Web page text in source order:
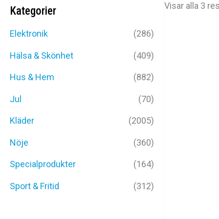
Kategorier
Elektronik (286)
Hälsa & Skönhet (409)
Hus & Hem (882)
Jul (70)
Kläder (2005)
Nöje (360)
Specialprodukter (164)
Sport & Fritid (312)
Visar alla 3